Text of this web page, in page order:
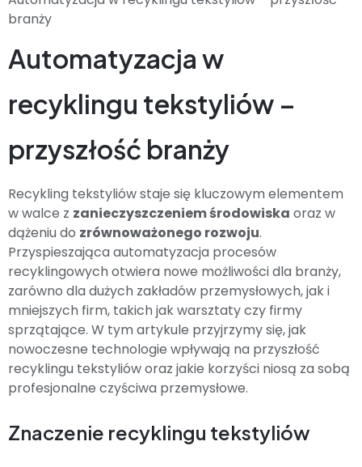
branży
Automatyzacja w
recyklingu tekstyliów –
przyszłość branży
Recykling tekstyliów staje się kluczowym elementem
w walce z zanieczyszczeniem środowiska oraz w
dążeniu do zrównoważonego rozwoju.
Przyspieszająca automatyzacja procesów
recyklingowych otwiera nowe możliwości dla branży,
zarówno dla dużych zakładów przemysłowych, jak i
mniejszych firm, takich jak warsztaty czy firmy
sprzątające. W tym artykule przyjrzymy się, jak
nowoczesne technologie wpływają na przyszłość
recyklingu tekstyliów oraz jakie korzyści niosą za sobą
profesjonalne czyściwa przemysłowe.
Znaczenie recyklingu tekstyliów